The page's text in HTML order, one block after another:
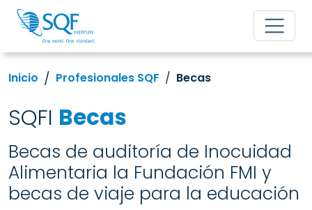
Inicio Profesionales SQF Becas
SQFI Becas
Becas de auditoría de Inocuidad
Alimentaria la Fundación FMI y
becas de viaje para la educación